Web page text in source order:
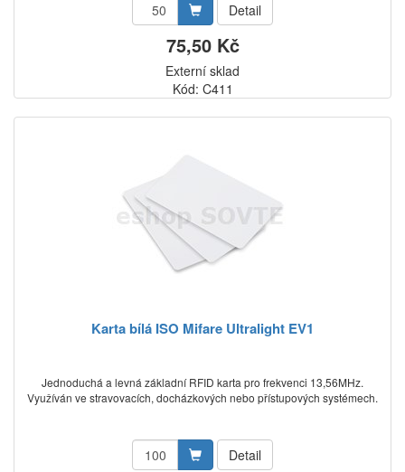
Detail
75,50 Kč
Externí sklad
Kód: C411
Karta bílá ISO Mifare Ultralight EV1
Jednoduchá a levná základní RFID karta pro frekvenci 13,56MHz.
Využíván ve stravovacích, docházkových nebo přístupových systémech.
Detail